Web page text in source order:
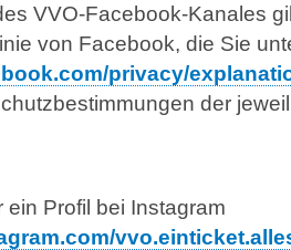
VVO-Facebook-Kanales
von Face­book, die Sie
privacy/
der
ein Profil bei Instagram